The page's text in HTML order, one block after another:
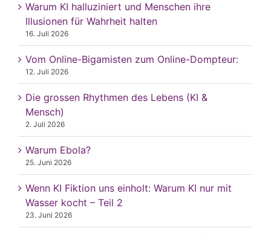
Warum KI halluziniert und Menschen ihre
Illusionen für Wahrheit halten
16. Juli 2026
Vom Online-Bigamisten zum Online-Dompteur:
12. Juli 2026
Die grossen Rhythmen des Lebens (KI &
Mensch)
2. Juli 2026
Warum Ebola?
25. Juni 2026
Wenn KI Fiktion uns einholt: Warum KI nur mit
Wasser kocht – Teil 2
23. Juni 2026